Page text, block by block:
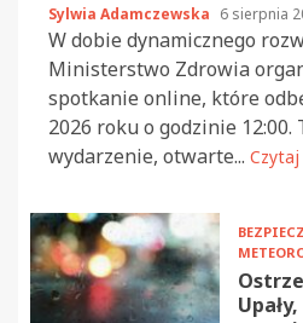
Sylwia Adamczewska 6 sierpnia
W dobie dynamicznego
Ministerstwo Zdrowia
spotkanie online, które
2026 roku o godzinie 12:00.
wydarzenie, otwarte... Czytaj